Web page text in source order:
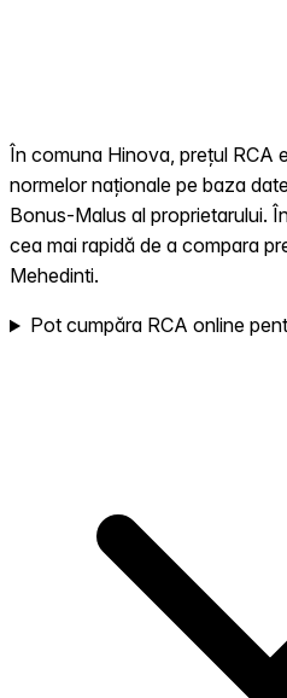
În comuna Hinova, prețul RCA
normelor naționale pe baza
Bonus-Malus al proprietarului.
cea mai rapidă de a compara
Mehedinti.
Pot cumpăra RCA online